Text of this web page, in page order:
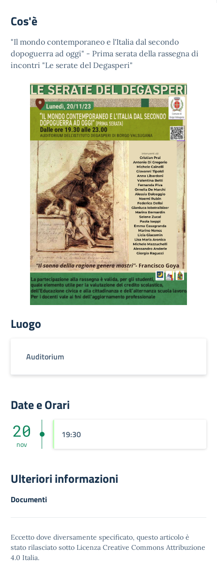
Cos'è
"Il mondo contemporaneo e l'Italia dal secondo
dopoguerra ad oggi" - Prima serata della rassegna di
incontri "Le serate del Degasperi"
Luogo
Auditorium
Date e Orari
20
nov
19:30
Ulteriori informazioni
Documenti
Eccetto dove diversamente specificato, questo articolo è
stato rilasciato sotto Licenza Creative Commons Attribuzione
4.0 Italia.